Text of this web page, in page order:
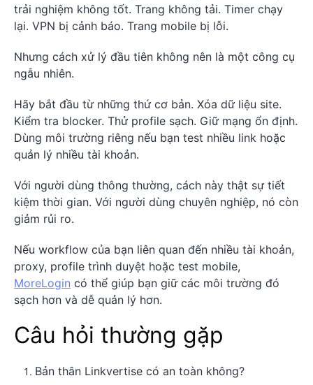
trải nghiệm không tốt. Trang không tải. Timer chạy
lại. VPN bị cảnh báo. Trang mobile bị lỗi.
Nhưng cách xử lý đầu tiên không nên là một công cụ
ngẫu nhiên.
Hãy bắt đầu từ những thứ cơ bản. Xóa dữ liệu site.
Kiểm tra blocker. Thử profile sạch. Giữ mạng ổn định.
Dùng môi trường riêng nếu bạn test nhiều link hoặc
quản lý nhiều tài khoản.
Với người dùng thông thường, cách này thật sự tiết
kiệm thời gian. Với người dùng chuyên nghiệp, nó còn
giảm rủi ro.
Nếu workflow của bạn liên quan đến nhiều tài khoản,
proxy, profile trình duyệt hoặc test mobile,
MoreLogin có thể giúp bạn giữ các môi trường đó
sạch hơn và dễ quản lý hơn.
Câu hỏi thường gặp
Bản thân Linkvertise có an toàn không?